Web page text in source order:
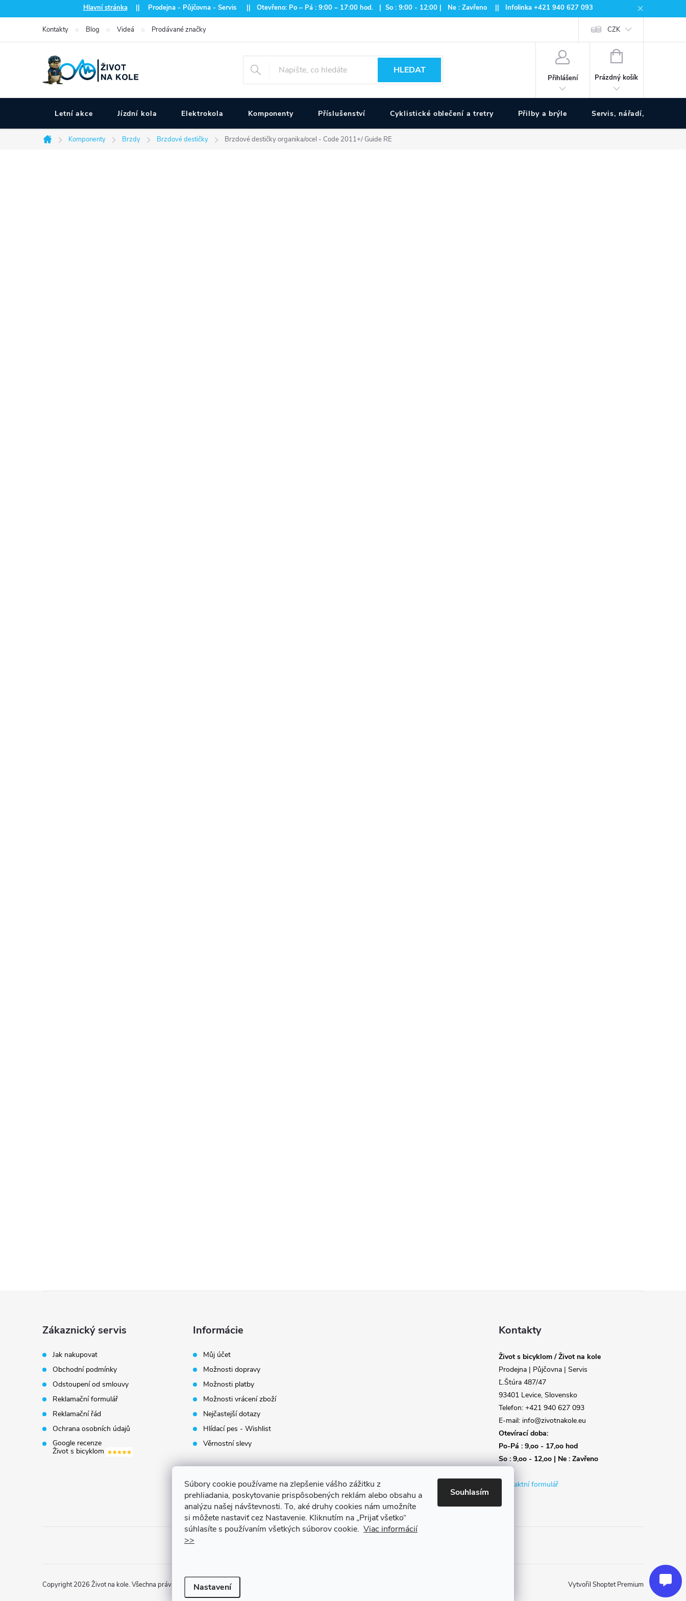
Súbory cookie používame na zlepšenie vášho zážitku z
prehliadania, poskytovanie prispôsobených reklám alebo obsahu a
analýzu našej návštevnosti. To, aké druhy cookies nám umožníte
si môžete nastaviť cez Nastavenie. Kliknutím na „Prijať všetko“
súhlasíte s používaním všetkých súborov cookie. Viac informácií
>>
Nastavení
Souhlasím
na
Hlavní stránka|| Prodejna - Půjčovna - Servis || Otevřeno: Po – Pá : 9:00 – 17:00 hod. | So : 9:00 - 12:00 | Ne : Zavřeno || Infolinka +421 940 627 093
Kontakty Blog Videá Prodávané značky CZK
HLEDAT
Přihlášení
NÁKUPNÍ
Prázdný košík
Letní akce Jízdní kola Elektrokola Komponenty Příslušenství Cyklistické oblečení a tretry Přilby a brýle Servis, nářadí, pumpy
Domů
Komponenty Brzdy Brzdové destičky Brzdové destičky organika/ocel - Code 2011+/ Guide RE
Zákaznický servis
Jak nakupovat
Obchodní podmínky
Odstoupení od smlouvy
Reklamační formulář
Reklamační řád
Ochrana osobních údajů
Google recenze
Život s bicyklom
Informácie
Můj účet
Možnosti dopravy
Možnosti platby
Možnosti vrácení zboží
Nejčastejší dotazy
Hlídací pes - Wishlist
Věrnostní slevy
Kontakty
Život s bicyklom / Život na kole
Prodejna | Půjčovna | Servis
Ľ.Štúra 487/47
93401 Levice, Slovensko
Telefon: +421 940 627 093
E-mail: info@zivotnakole.eu
Otevírací doba:
Po-Pá : 9,oo - 17,oo hod
So : 9,oo - 12,oo | Ne : Zavřeno
Kontaktní formulář
Vytvořil Shoptet Premium
Copyright 2026 Život na kole. Všechna práva vyhrazena.Upravit nastavení cookies
Poslat